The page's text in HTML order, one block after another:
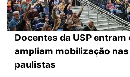
Docentes da USP entram
ampliam mobilização
paulistas